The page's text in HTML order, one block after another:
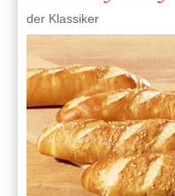
der Klassiker